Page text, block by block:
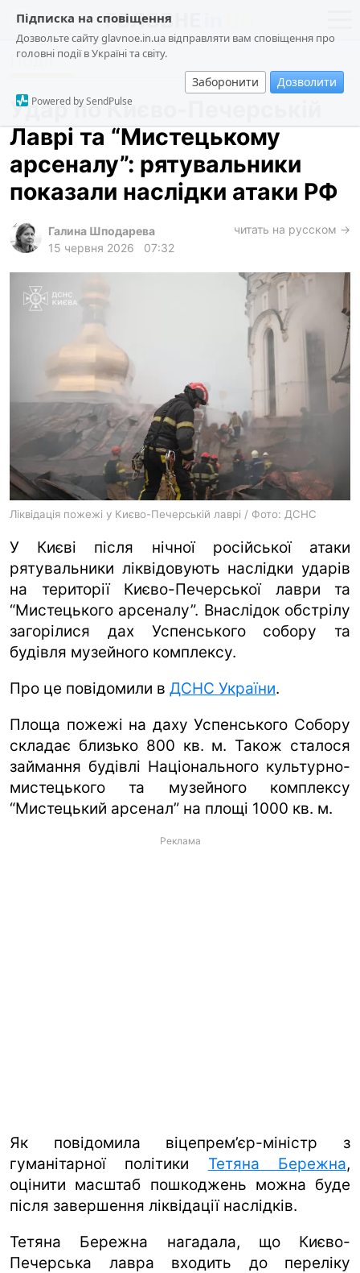
Підписка на сповіщення
Дозвольте сайту glavnoe.in.ua відправляти вам сповіщення про
головні події в Україні та світу.
Заборонити Дозволити
Powered by SendPulse
новини
про проєкт
суспільство
події
кримінал
техно
gambling
ru en
Події
Удар по Києво-Печерській
Лаврі та “Мистецькому
арсеналу”: рятувальники
показали наслідки атаки РФ
Галина Шподарева
15 червня 2026
07:32
читать на русском →
Ліквідація пожежі у Києво-Печерській лаврі / Фото: ДСНС
У Києві після нічної російської атаки
рятувальники ліквідовують наслідки ударів
на території Києво-Печерської лаври та
“Мистецького арсеналу”. Внаслідок обстрілу
загорілися дах Успенського собору та
будівля музейного комплексу.
Про це повідомили в ДСНС України.
Площа пожежі на даху Успенського Собору
складає близько 800 кв. м. Також сталося
займання будівлі Національного культурно-
мистецького та музейного комплексу
“Мистецький арсенал” на площі 1000 кв. м.
Реклама
Як повідомила віцепрем’єр-міністр з
гуманітарної політики Тетяна Бережна,
оцінити масштаб пошкоджень можна буде
після завершення ліквідації наслідків.
Тетяна Бережна нагадала, що Києво-
Печерська лавра входить до переліку